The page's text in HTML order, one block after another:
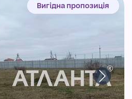
Вигідна пропозиція